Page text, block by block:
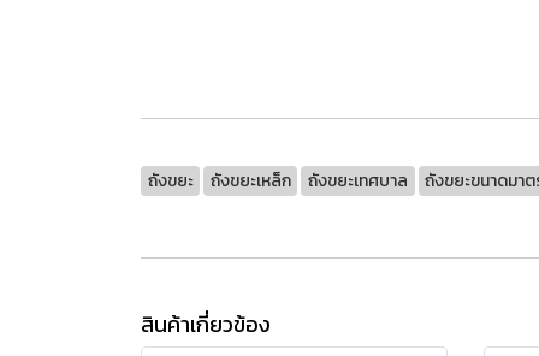
ถังขยะ ถังขยะเหล็ก ถังขยะเทศบาล ถังขยะขนาดมา
สินค้าเกี่ยวข้อง